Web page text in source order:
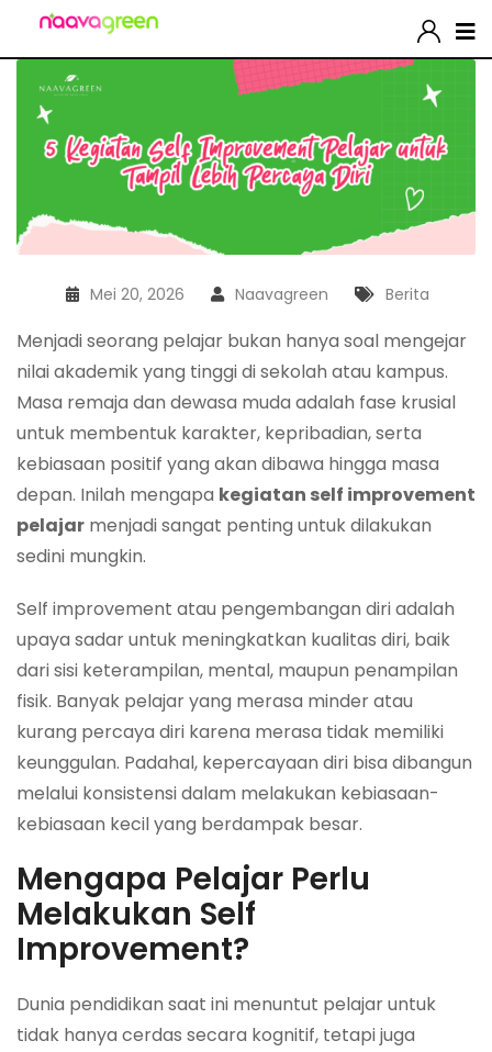
Mei 20, 2026 Naavagreen Berita
Menjadi seorang pelajar bukan hanya soal mengejar
nilai akademik yang tinggi di sekolah atau kampus.
Masa remaja dan dewasa muda adalah fase krusial
untuk membentuk karakter, kepribadian, serta
kebiasaan positif yang akan dibawa hingga masa
depan. Inilah mengapa kegiatan self improvement
pelajar menjadi sangat penting untuk dilakukan
sedini mungkin.
Self improvement atau pengembangan diri adalah
upaya sadar untuk meningkatkan kualitas diri, baik
dari sisi keterampilan, mental, maupun penampilan
fisik. Banyak pelajar yang merasa minder atau
kurang percaya diri karena merasa tidak memiliki
keunggulan. Padahal, kepercayaan diri bisa dibangun
melalui konsistensi dalam melakukan kebiasaan-
kebiasaan kecil yang berdampak besar.
Mengapa Pelajar Perlu
Melakukan Self
Improvement?
Dunia pendidikan saat ini menuntut pelajar untuk
tidak hanya cerdas secara kognitif, tetapi juga